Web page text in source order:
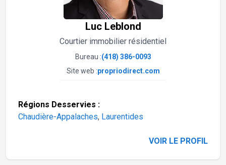
Luc Leblond
Courtier immobilier résidentiel
Bureau :(418) 386-0093
Site web :propriodirect.com
Régions Desservies :
Chaudière-Appalaches, Laurentides
VOIR LE PROFIL